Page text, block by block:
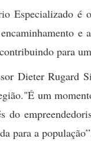
Especializado é
e
para
Dieter Rugard
um
do
para a